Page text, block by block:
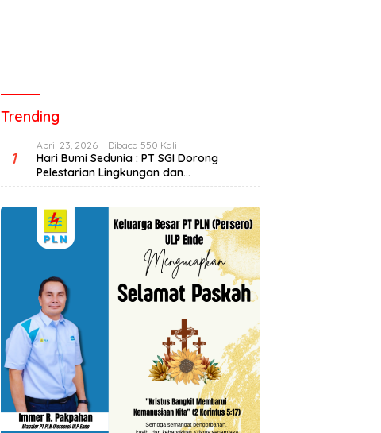
Trending
1
April 23, 2026 Dibaca 550 Kali
Hari Bumi Sedunia : PT SGI Dorong
Pelestarian Lingkungan dan
Pemberdayaan Ekonomi Lewat